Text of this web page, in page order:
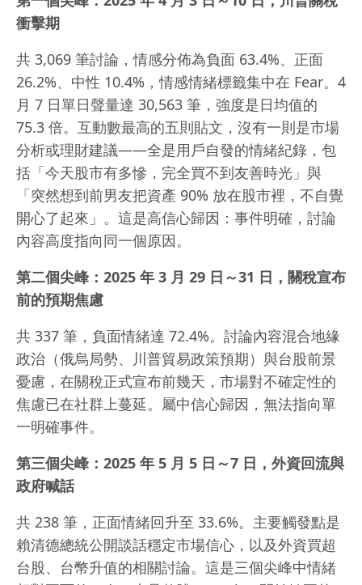
衝擊期
共 3,069 筆討論，情感分佈為負面 63.4%、正面
26.2%、中性 10.4%，情感情緒標籤集中在 Fear。4
月 7 日單日聲量達 30,563 筆，強度是日均值的
75.3 倍。互動數最高的五則貼文，沒有一則是市場
分析或理財建議——全是用戶自發的情緒紀錄，包
括「今天股市有多慘，完全買不到友善時光」與
「突然想到前男友把資產 90% 放在股市裡，不自覺
開心了起來」。這是高信心歸因：事件明確，討論
內容高度指向同一個原因。
第二個尖峰：2025 年 3 月 29 日～31 日，關稅宣布
前的預期焦慮
共 337 筆，負面情緒達 72.4%。討論內容混合地緣
政治（俄烏局勢、川普貿易政策預期）與台股前景
憂慮，在關稅正式宣布前幾天，市場對不確定性的
焦慮已在社群上蔓延。屬中信心歸因，無法指向單
一明確事件。
第三個尖峰：2025 年 5 月 5 日～7 日，外資回流與
政府喊話
共 238 筆，正面情緒回升至 33.6%。主要觸發點是
賴清德總統公開談話穩定市場信心，以及外資買超
台股、台幣升值的相關討論。這是三個尖峰中情緒